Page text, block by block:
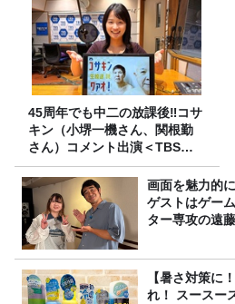
45周年でも中二の放課後‼コサ
キン（小堺一機さん、関根勤
さん）コメント出演＜TBSラ
ジオ番組審議会からのご報告
＞
画面を魅力的
ゲストはゲー
ター専攻の遠
【暑さ対策に
れ！ スースー